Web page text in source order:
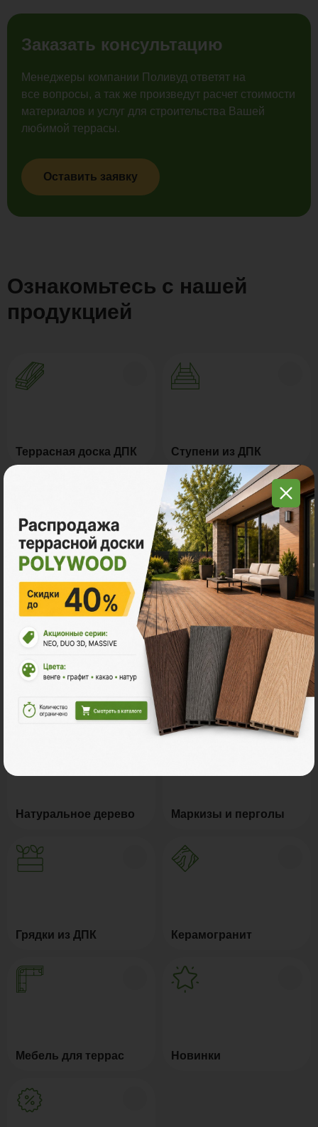
Заказать консультацию
Менеджеры компании Поливуд ответят на
все вопросы, а так же произведут расчет стоимости
материалов и услуг для строительства Вашей
любимой террасы.
Оставить заявку
Ознакомьтесь с нашей
продукцией
Террасная доска ДПК Ступени из ДПК
Заборы и ограждения Сайдинг ДПК
Комплектующие
Натуральное дерево Маркизы и перголы
Грядки из ДПК Керамогранит
Мебель для террас Новинки